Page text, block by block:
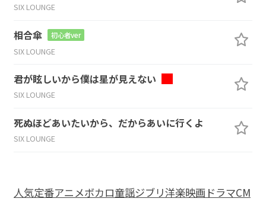
SIX LOUNGE
相合傘 初心者ver
SIX LOUNGE
君が眩しいから僕は星が見えない
SIX LOUNGE
死ぬほどあいたいから、だからあいに行くよ
SIX LOUNGE
人気定番アニメボカロ童謡ジブリ洋楽映画ドラマCM